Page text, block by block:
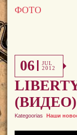
ФОТО
06
JUL
2012
(ВИДЕО)
Kategoorias Наши